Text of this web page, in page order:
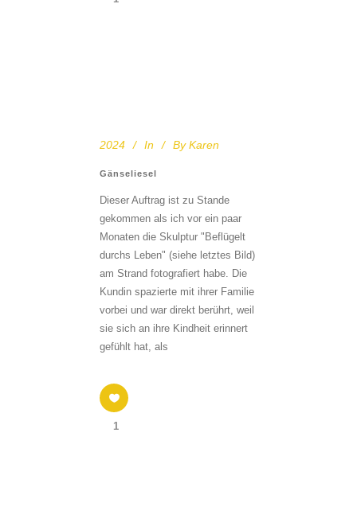
2024 In By Karen
Gänseliesel
Dieser Auftrag ist zu Stande
gekommen als ich vor ein paar
Monaten die Skulptur "Beflügelt
durchs Leben" (siehe letztes Bild)
am Strand fotografiert habe. Die
Kundin spazierte mit ihrer Familie
vorbei und war direkt berührt, weil
sie sich an ihre Kindheit erinnert
gefühlt hat, als
1